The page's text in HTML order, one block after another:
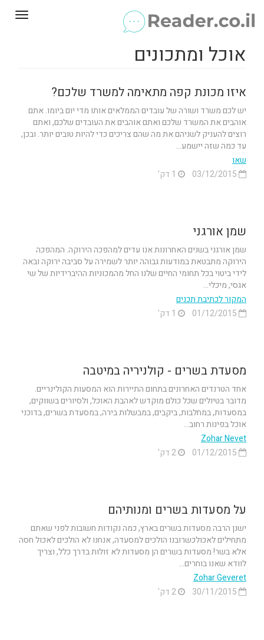
אוכל ומתכונים
איזו מכונת קפה מתאימה למשרד שלכם?
יש לכם משרד ושורה של עובדים הממלאים אותו מדי יום ביומו. אתם
אוהבים את המשרד שלכם ואתם אוהבים את העובדים שלכם, ואתם
רוצים להעניק לשניהם את מה שהם צריכים כדי להיות טובים יותר. ובכן,
עד כמה שזה יישמע...
שאו
שמן אורגני
שמן אורגני בשנים האחרונות אנו עדים למהפכה הירוקה. המהפכה
הירוקה מתבטאת במודעות גבוהה יותר לשמירה על סביבה ירוקה ובאה
לידי ביטוי בכל תחומי החיים שלנו החל מהמכוניות ההיברידיות של שי
אגסי, מיכלי...
המקור לכתיבת תכנים
מסעדת בשרים - קולניריה במיטבה
אחד הטרנדים האחרונים בתחום התיירות הוא המסעות הקולינריים.
מדובר בטיולים שכל כולם מוקדש לאהבת האוכל, ולסיורים בשווקים,
במסעדות, במחלבות, ביקבים, במבשלות בירה, במסעדת בשרים, בדוכני
אוכל בפינות רחוב...
Zohar Nevet
על מסעדות בשרים ומנותיהם
ישנן הרבה מסעדות בשרים בארץ, כמה נקודות חשובות לפני שאתם
מתחילים לאכולכשרובנו הולכים למסעדה, אנחנו לא הולכים לאכול חסה
אלא בשר! מסעדות בשרים הן מסעדות לא זולות בדרך כלל, וצריך
לוודא שאנו בוחרים...
Zohar Geveret